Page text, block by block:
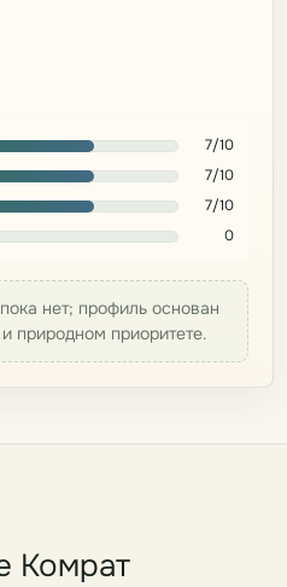
7/10
7/10
7/10
0
нет; профиль основан
природном приоритете.
Комрат